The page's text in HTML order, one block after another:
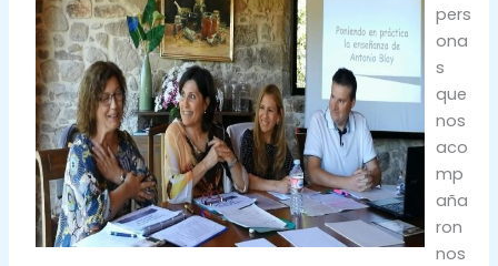
pers
ona
s
que
nos
aco
mp
aña
ron
nos